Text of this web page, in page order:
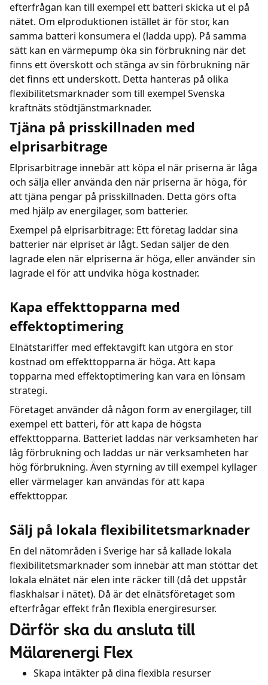
efterfrågan kan till exempel ett batteri skicka ut el på
nätet. Om elproduktionen istället är för stor, kan
samma batteri konsumera el (ladda upp). På samma
sätt kan en värmepump öka sin förbrukning när det
finns ett överskott och stänga av sin förbrukning när
det finns ett underskott. Detta hanteras på olika
flexibilitetsmarknader som till exempel Svenska
kraftnäts stödtjänstmarknader.
Tjäna på prisskillnaden med
elprisarbitrage
Elprisarbitrage innebär att köpa el när priserna är låga
och sälja eller använda den när priserna är höga, för
att tjäna pengar på prisskillnaden. Detta görs ofta
med hjälp av energilager, som batterier.
Exempel på elprisarbitrage: Ett företag laddar sina
batterier när elpriset är lågt. Sedan säljer de den
lagrade elen när elpriserna är höga, eller använder sin
lagrade el för att undvika höga kostnader.
Kapa effekttopparna med
effektoptimering
Elnätstariffer med effektavgift kan utgöra en stor
kostnad om effekttopparna är höga. Att kapa
topparna med effektoptimering kan vara en lönsam
strategi.
Företaget använder då någon form av energilager, till
exempel ett batteri, för att kapa de högsta
effekttopparna. Batteriet laddas när verksamheten har
låg förbrukning och laddas ur när verksamheten har
hög förbrukning. Även styrning av till exempel kyllager
eller värmelager kan användas för att kapa
effekttoppar.
Sälj på lokala flexibilitetsmarknader
En del nätområden i Sverige har så kallade lokala
flexibilitetsmarknader som innebär att man stöttar det
lokala elnätet när elen inte räcker till (då det uppstår
flaskhalsar i nätet). Då är det elnätsföretaget som
efterfrågar effekt från flexibla energiresurser.
Därför ska du ansluta till
Mälarenergi Flex
Skapa intäkter på dina flexibla resurser